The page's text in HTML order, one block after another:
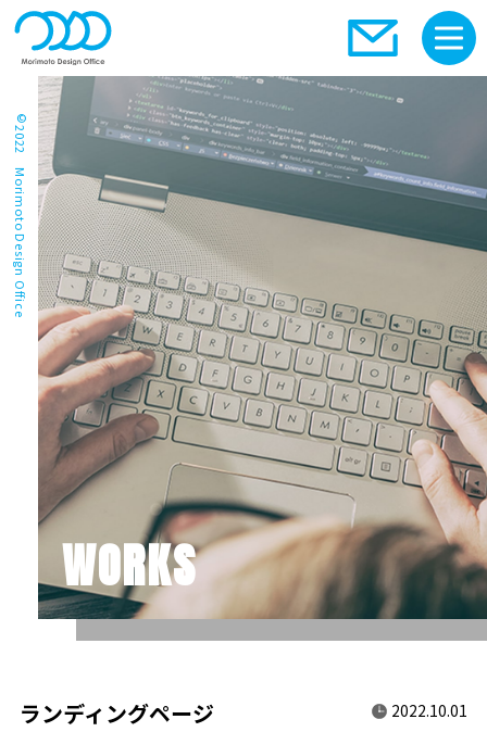
WORKS
©2022 Morimoto Design Office
ランディングページ 2022.10.01